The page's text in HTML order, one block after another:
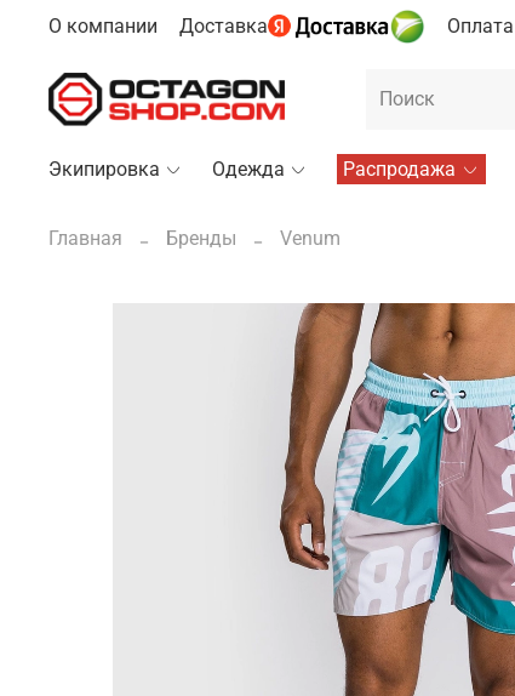
О компании Доставка Оплата
Экипировка Одежда Распродажа
Главная Бренды Venum